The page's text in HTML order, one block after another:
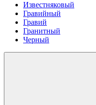
Известняковый
Гравийный
Гравий
Гранитный
Черный